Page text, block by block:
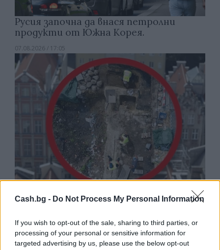
Cash.bg - Do Not Process My Personal Information
If you wish to opt-out of the sale, sharing to third parties, or
processing of your personal or sensitive information for
targeted advertising by us, please use the below opt-out
Русия започна да внася петролни
продукти от Южна Корея.
07.08.2026 / 17:05
Древен храм на почти 900 години
Полша
07.08.2026 / 16:00